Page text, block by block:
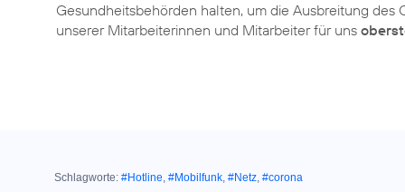
Gesundheitsbehörden halten, um die Ausbreitung des
unserer Mitarbeiterinnen und Mitarbeiter für uns
Schlagworte: #Hotline, #Mobilfunk, #Netz, #corona